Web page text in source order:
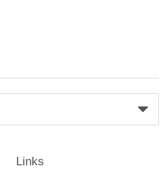
Links